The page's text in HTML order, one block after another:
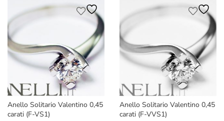
€1.400,00.
€1.119,00.
€1.750,00.
€1.359,00.
Anello Solitario Valentino 0,45
carati (F-VS1)
Anello Solitario Valentino 0,45
carati (F-VVS1)